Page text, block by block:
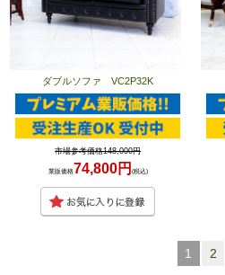
ダブルソファ VC2P32K
市場参考価格148,000円
業販価格74,800円 (税込)
1 2